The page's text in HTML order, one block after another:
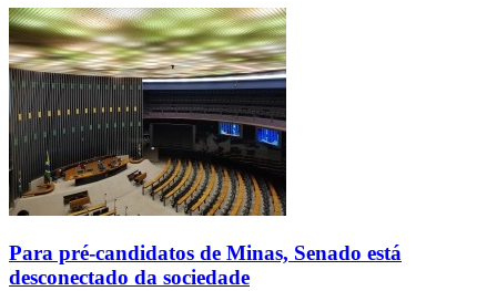
Para pré-candidatos de Minas, Senado está
desconectado da sociedade